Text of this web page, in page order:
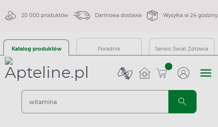
20 000 produktów Darmowa dostawa Wysyłka w 24 godziny
Katalog produktów Poradnik Serwis Świat Zdrowia
sztuk